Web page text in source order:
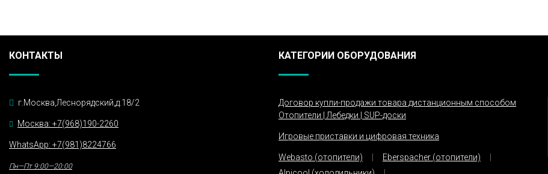
КОНТАКТЫ
г.Москва,Леснорядский,д.18/2
Москва: +7(968)190-2260
WhatsApp: +7(981)8224766
Пн—Пт 9:00—20:00
КАТЕГОРИИ ОБОРУДОВАНИЯ
Договор купли-продажи товара дистанционным способом
Отопители | Лебедки | SUP-доски
Игровые приставки и цифровая техника
Webasto (отопители)
Eberspacher (отопители)